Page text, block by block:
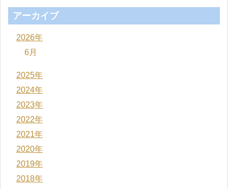
アーカイブ
2026年
6月
2025年
2024年
2023年
2022年
2021年
2020年
2019年
2018年